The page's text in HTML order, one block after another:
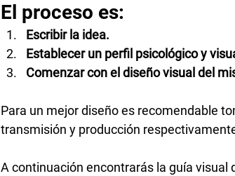
El proceso es:
Escribir la idea.
Establecer un perfil psicológico y
Comenzar con el diseño visual del
Para un mejor diseño es recomendable
transmisión y producción
A continuación encontrarás la guía visual